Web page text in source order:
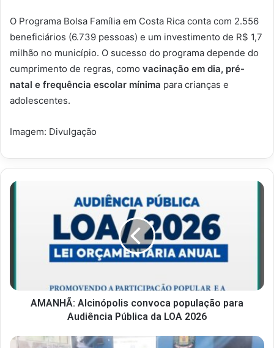
O Programa Bolsa Família em Costa Rica conta com 2.556
beneficiários (6.739 pessoas) e um investimento de R$ 1,7
milhão no município. O sucesso do programa depende do
cumprimento de regras, como vacinação em dia, pré-
natal e frequência escolar mínima para crianças e
adolescentes.
Imagem: Divulgação
AMANHÃ: Alcinópolis convoca população para
Audiência Pública da LOA 2026